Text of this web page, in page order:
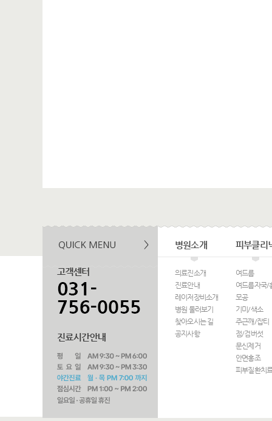
병원소개
의료진소개
진료안내
레이저장비소개
병원 둘러보기
찾아오시는 길
공지사항
피부클리
여드름
여드름자국/
모공
기미/색소
주근깨/잡티
점/검버섯
문신제거
안면홍조
피부질환치